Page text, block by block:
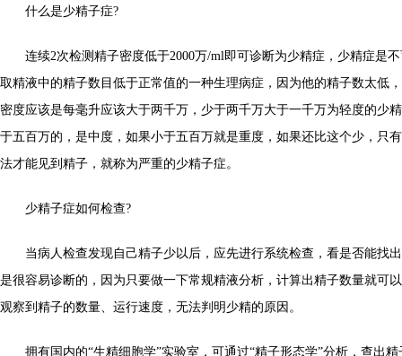
什么是少精子症?
连续2次检测精子密度低于2000万/ml即可诊断为少精症，少精症是不
取精液中的精子数目低于正常值的一种生理病症，因为他的精子数太低
密度应该是每毫升应该大于两千万，少于两千万大于一千万为轻度的少
于五百万的，是中度，如果小于五百万就是重度，如果还比这个少，只
法才能见到精子，就称为严重的少精子症。
少精子症如何检查?
当病人检查发现自己精子少以后，应先进行系统检查，看是否能找
是很容易诊断的，因为只要做一下常规精液分析，计算出精子数量就可
观察到精子的数量、运行速度，无法判明少精的原因。
拥有国内的“生精细胞学”实验室，可通过“精子形态学”分析，查出精